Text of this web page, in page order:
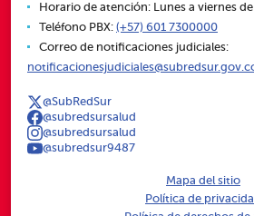
Horario de atención: Lunes a viernes
Teléfono PBX: (+57) 601 7300000
Correo de notificaciones judiciales:
@SubRedSur
@subredsursalud
@subredsursalud
@subredsur9487
Mapa del sitio
Política de